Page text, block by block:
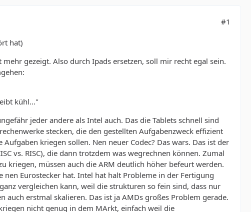
#1
hat)
gezeigt. Also durch Ipads ersetzen, soll mir recht egal sein.
kühl..."
jeder andere als Intel auch. Das die Tablets schnell sind
stecken, die den gestellten Aufgabenzweck effizient
kriegen sollen. Nen neuer Codec? Das wars. Das ist der
vs. RISC), die dann trotzdem was wegrechnen können. Zumal
kriegen, müssen auch die ARM deutlich höher befeurt werden.
Eurostecker hat. Intel hat halt Probleme in der Fertigung
vergleichen kann, weil die strukturen so fein sind, dass nur
auch erstmal skalieren. Das ist ja AMDs großes Problem gerade.
nicht genug in dem MArkt, einfach weil die